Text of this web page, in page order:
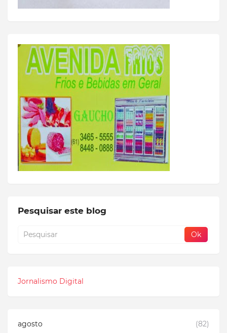
Pesquisar este blog
Jornalismo Digital
agosto
(82)